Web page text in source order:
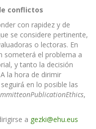
conflictos
con rapidez y de
se considere pertinente,
o lectoras. En
someterá el problema a
y tanto la decisión
la hora de dirimir
en lo posible las
,
a gezki@ehu.eus